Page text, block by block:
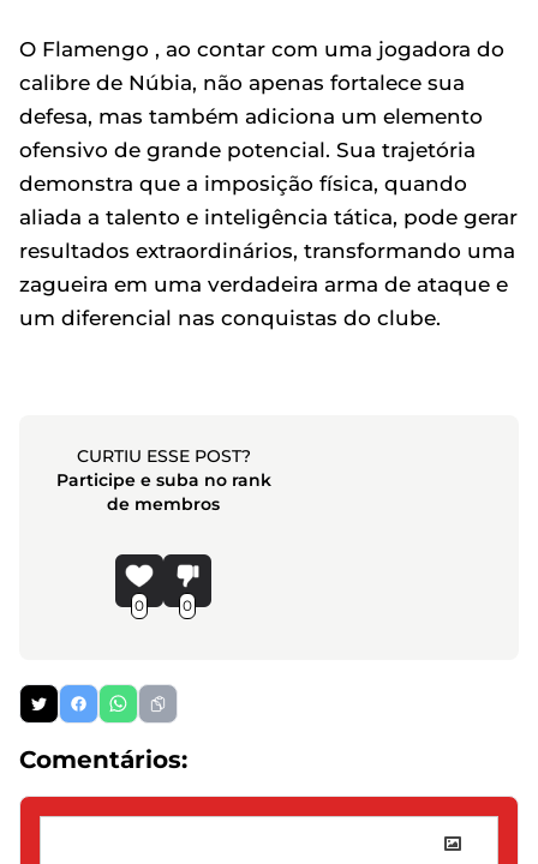
O Flamengo , ao contar com uma jogadora do
calibre de Núbia, não apenas fortalece sua
defesa, mas também adiciona um elemento
ofensivo de grande potencial. Sua trajetória
demonstra que a imposição física, quando
aliada a talento e inteligência tática, pode gerar
resultados extraordinários, transformando uma
zagueira em uma verdadeira arma de ataque e
um diferencial nas conquistas do clube.
CURTIU ESSE POST?
Participe e suba no rank
de membros
0 0
Comentários: